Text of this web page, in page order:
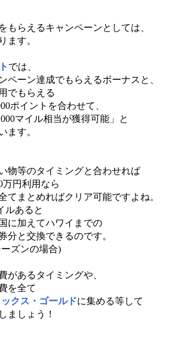
もらえるキャンペーンとしては、
ます。
では、
ペーン達成でもらえるボーナスと、
でもらえる
ポイントを合わせて、
マイル相当が獲得可能」と
ます。
物等のタイミングと合わせれば
万円利用なら
てまとめればクリア可能ですよね。
ルあると
に加えてハワイまでの
分と交換できるのです。
ズンの場合)
があるタイミングや、
を全て
クス・ゴールドに集める等して
ましょう！